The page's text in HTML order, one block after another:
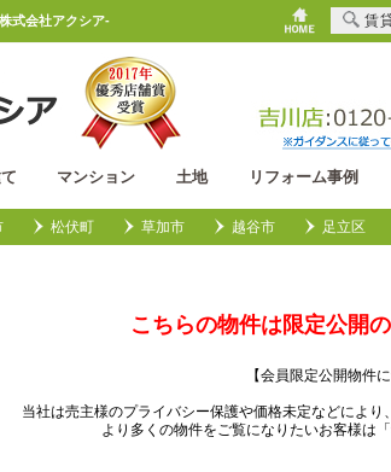
式会社アクシア-
マンション 土地 リフォーム事例
松伏町 草加市 越谷市 足立区
こちらの物件は限定公開
【会員限定公開物件に
当社は売主様のプライバシー保護や価格未定などにより
より多くの物件をご覧になりたいお客様は
賃